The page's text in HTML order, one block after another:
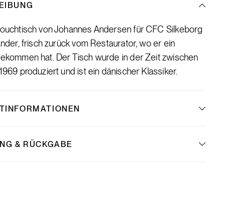
von Johannes Andersen für CFC Silkeborg
frisch zurück vom Restaurator, wo er ein
hat. Der Tisch wurde in der Zeit zwischen
produziert und ist ein dänischer Klassiker.
& RÜCKGABE